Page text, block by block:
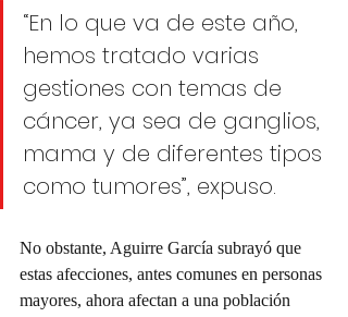
“En lo que va de este año,
hemos tratado varias
gestiones con temas de
cáncer, ya sea de ganglios,
mama y de diferentes tipos
como tumores”, expuso.
No obstante, Aguirre García subrayó que
estas afecciones, antes comunes en personas
mayores, ahora afectan a una población